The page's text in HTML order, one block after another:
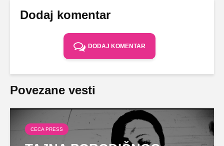
Dodaj komentar
DODAJ KOMENTAR
Povezane vesti
CECA PRESS